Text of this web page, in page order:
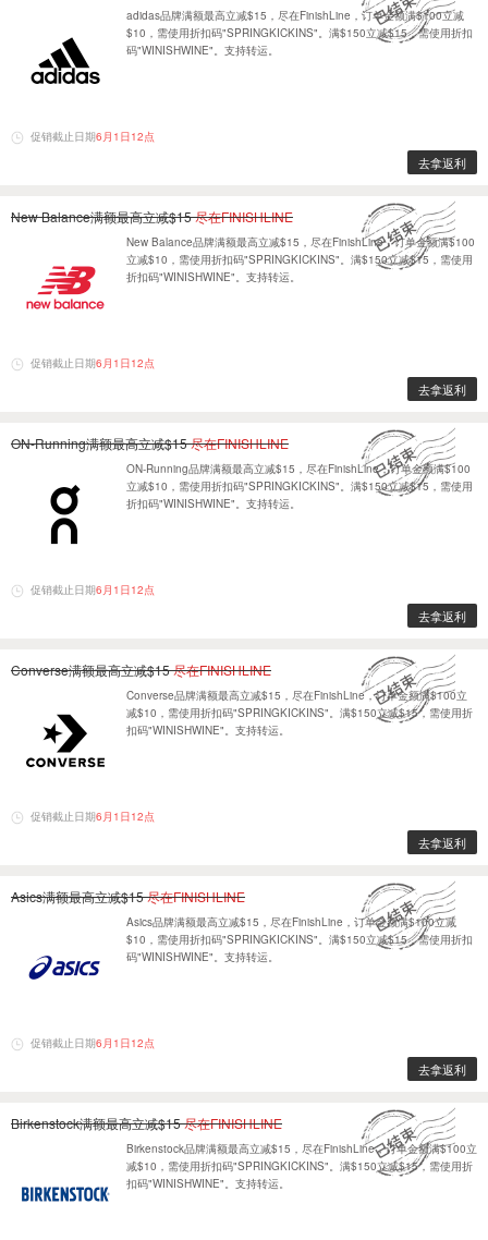
adidas品牌满额最高立减$15，尽在FinishLine，订单金额满$100立减
$10，需使用折扣码"SPRINGKICKINS"。满$150立减$15，需使用折扣
码"WINISHWINE"。支持转运。
促销截止日期6月1日12点
去拿返利
New Balance满额最高立减$15尽在FINISHLINE
New Balance品牌满额最高立减$15，尽在FinishLine，订单金额满$100
立减$10，需使用折扣码"SPRINGKICKINS"。满$150立减$15，需使用
折扣码"WINISHWINE"。支持转运。
促销截止日期6月1日12点
去拿返利
ON-Running满额最高立减$15尽在FINISHLINE
ON-Running品牌满额最高立减$15，尽在FinishLine，订单金额满$100
立减$10，需使用折扣码"SPRINGKICKINS"。满$150立减$15，需使用
折扣码"WINISHWINE"。支持转运。
促销截止日期6月1日12点
去拿返利
Converse满额最高立减$15尽在FINISHLINE
Converse品牌满额最高立减$15，尽在FinishLine，订单金额满$100立
减$10，需使用折扣码"SPRINGKICKINS"。满$150立减$15，需使用折
扣码"WINISHWINE"。支持转运。
促销截止日期6月1日12点
去拿返利
Asics满额最高立减$15尽在FINISHLINE
Asics品牌满额最高立减$15，尽在FinishLine，订单金额满$100立减
$10，需使用折扣码"SPRINGKICKINS"。满$150立减$15，需使用折扣
码"WINISHWINE"。支持转运。
促销截止日期6月1日12点
去拿返利
Birkenstock满额最高立减$15尽在FINISHLINE
Birkenstock品牌满额最高立减$15，尽在FinishLine，订单金额满$100立
减$10，需使用折扣码"SPRINGKICKINS"。满$150立减$15，需使用折
扣码"WINISHWINE"。支持转运。